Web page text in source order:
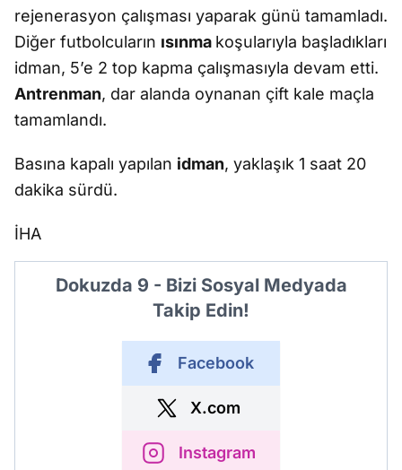
rejenerasyon çalışması yaparak günü tamamladı.
Diğer futbolcuların ısınma koşularıyla başladıkları
idman, 5’e 2 top kapma çalışmasıyla devam etti.
Antrenman, dar alanda oynanan çift kale maçla
tamamlandı.
Basına kapalı yapılan idman, yaklaşık 1 saat 20
dakika sürdü.
İHA
Dokuzda 9 - Bizi Sosyal Medyada
Takip Edin!
Facebook
X.com
Instagram